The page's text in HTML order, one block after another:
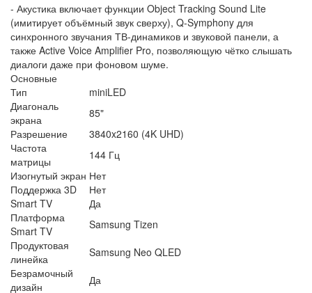
- Акустика включает функции Object Tracking Sound Lite
(имитирует объёмный звук сверху), Q-Symphony для
синхронного звучания ТВ-динамиков и звуковой панели, а
также Active Voice Amplifier Pro, позволяющую чётко слышать
диалоги даже при фоновом шуме.
Основные
Тип
miniLED
Диагональ
экрана
85"
Разрешение
3840x2160 (4K UHD)
Частота
матрицы
144 Гц
Изогнутый экран Нет
Поддержка 3D
Нет
Smart TV
Да
Платформа
Smart TV
Samsung Tizen
Продуктовая
линейка
Samsung Neo QLED
Безрамочный
дизайн
Да